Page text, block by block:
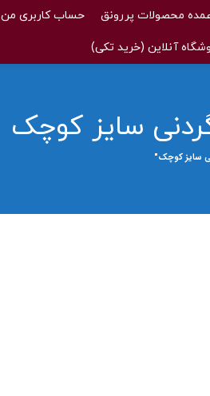
محصولات پررونق حساب کاربری من
آنلاین (خرید تکی)
سایز کوچک
سایز کوچک"